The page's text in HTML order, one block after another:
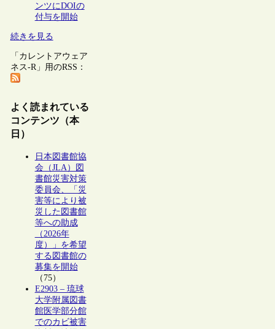
ンツにDOIの
付与を開始
続きを見る
「カレントアウェア
ネス-R」用のRSS：
よく読まれている
コンテンツ（本
日）
日本図書館協
会（JLA）図
書館災害対策
委員会、「災
害等により被
災した図書館
等への助成
（2026年
度）」を希望
する図書館の
募集を開始
（75）
E2903 – 琉球
大学附属図書
館医学部分館
でのカビ被害